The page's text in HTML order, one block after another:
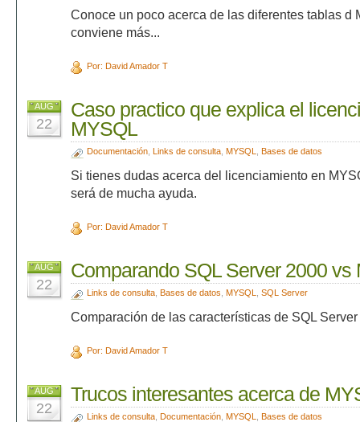
Conoce un poco acerca de las diferentes tablas d
conviene más...
Por: David Amador T
AUG
22
Caso practico que explica el
MYSQL
Documentación, Links de consulta, MYSQL Bases de datos
Si tienes dudas acerca del licenciamiento en
será de mucha ayuda.
Por: David Amador T
AUG
22
Comparando SQL Server 2000 vs
Links de consulta, Bases de datos MYSQL SQL Server
Comparación de las características de SQL
Por: David Amador T
AUG
22
Trucos interesantes acerca de
Links de consulta, Documentación, MYSQL Bases de datos